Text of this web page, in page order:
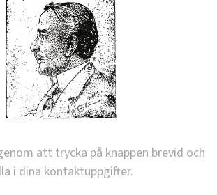
att trycka på knappen brevid och
i dina kontaktuppgifter.